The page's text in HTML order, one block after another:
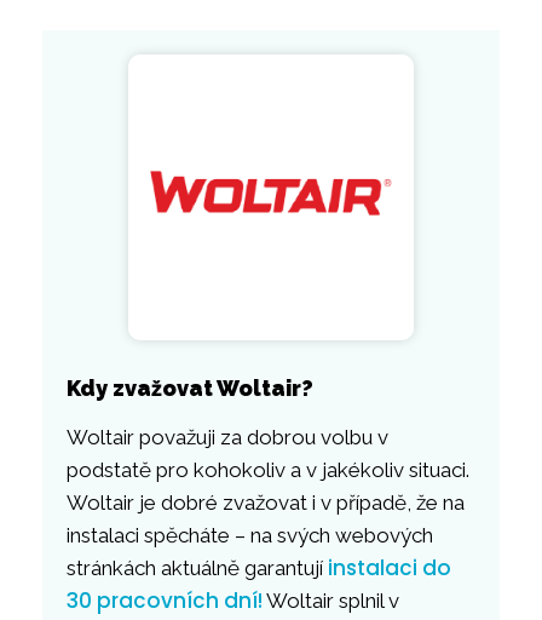
Kdy zvažovat Woltair?
Woltair považuji za dobrou volbu v
podstatě pro kohokoliv a v jakékoliv situaci.
Woltair je dobré zvažovat i v případě, že na
instalaci spěcháte – na svých webových
stránkách aktuálně garantují instalaci do
30 pracovních dní! Woltair splnil v